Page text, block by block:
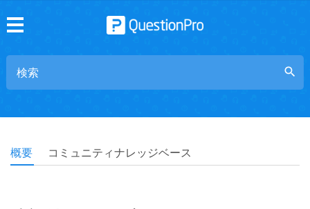
search
概要 コミュニティナレッジベース